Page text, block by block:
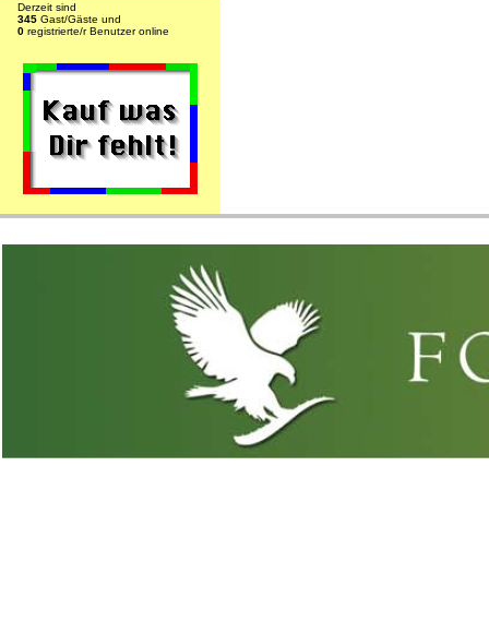
Derzeit sind
345 Gast/Gäste und
0 registrierte/r Benutzer online